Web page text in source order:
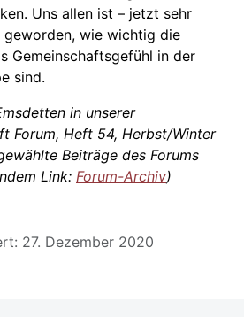
Uns allen ist – jetzt sehr
wie wichtig die
Gemeinschaftsgefühl in der
sind.
in unserer
Forum, Heft 54, Herbst/Winter
Beiträge des Forums
Link: Forum-Archiv)
27. Dezember 2020